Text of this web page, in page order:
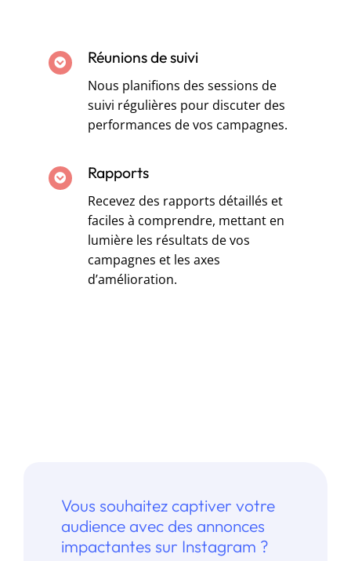
Réunions de suivi
Nous planifions des sessions de
suivi régulières pour discuter des
performances de vos campagnes.
Rapports
Recevez des rapports détaillés et
faciles à comprendre, mettant en
lumière les résultats de vos
campagnes et les axes
d’amélioration.
Vous souhaitez captiver votre
audience avec des annonces
impactantes sur Instagram ?